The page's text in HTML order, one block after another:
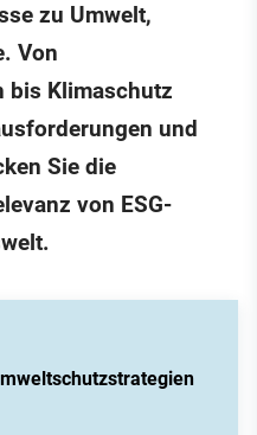
zu Umwelt,
Von
bis Klimaschutz
und
Sie die
von ESG-